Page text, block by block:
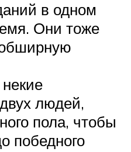
в одном
Они тоже
людей,
пола, чтобы
победного